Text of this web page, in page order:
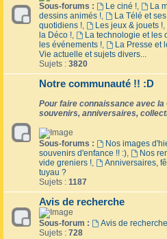
Sous-forums : Le ciné !, La
dessins animés !, La Télé et
quotidiens !, Les jeux & jouets !,
la Déco !, La technologie et les
les événements !, La Presse et
Vie actuelle et sujets divers...
Sujets : 3820
Notre communauté !! :D
Pour faire connaissance avec
souvenirs, anniversaires,
Sous-forums : Nos images
souvenirs d'enfance !! :), Nos
vide greniers !, Anniversaires,
tuyau ?
Sujets : 1187
Avis de recherche
Sous-forum :
Avis de
Sujets : 728